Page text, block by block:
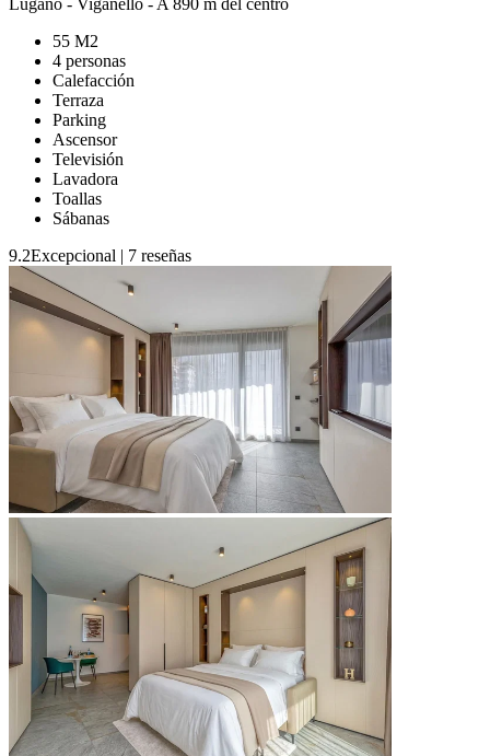
55 M2
4 personas
Calefacción
Terraza
Parking
Ascensor
Televisión
Lavadora
Toallas
Sábanas
9.2Excepcional | 7 reseñas